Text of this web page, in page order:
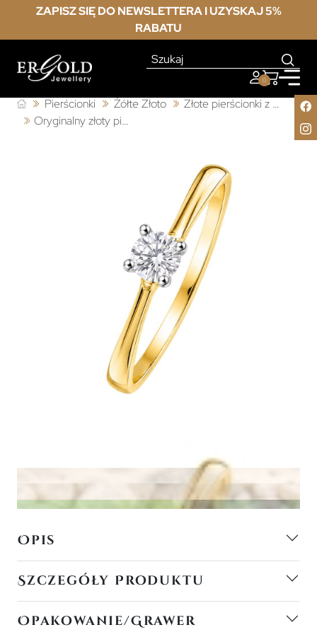
ZAPISZ SIĘ DO NEWSLETTERA I UZYSKAJ 5%
RABATU
0
Pierścionki Żółte Złoto
Złote pierścionki z cyrkonią
Oryginalny złoty pierścionek zaręczynowy próba 333
Opis
Szczegóły Produktu
Opakowanie/Grawer